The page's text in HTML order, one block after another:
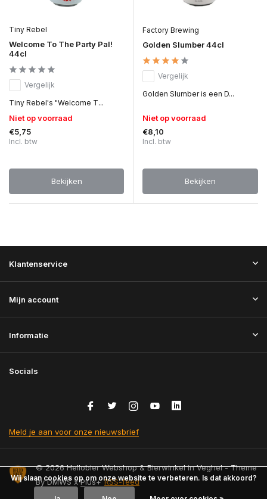
Tiny Rebel
Welcome To The Party Pal!
44cl
Vergelijk
Tiny Rebel's "Welcome T...
Niet op voorraad
€5,75
Incl. btw
Bekijken
Factory Brewing
Golden Slumber 44cl
Vergelijk
Golden Slumber is een D...
Niet op voorraad
€8,10
Incl. btw
Bekijken
Klantenservice
Mijn account
Informatie
Socials
Meld je aan voor onze nieuwsbrief
© 2026 Hellobier Webshop & Bierwinkel in Veghel - Theme
ByDMWSxPlus+ RSS-feed
Wij slaan cookies op om onze website te verbeteren. Is dat akkoord?